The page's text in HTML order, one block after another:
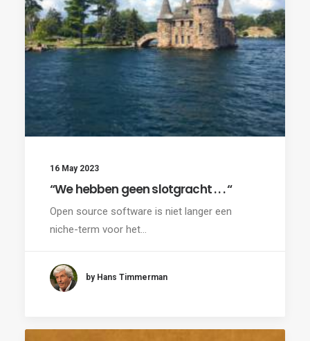
16 May 2023
“We hebben geen slotgracht . . . “
Open source software is niet langer een
niche-term voor het…
by Hans Timmerman